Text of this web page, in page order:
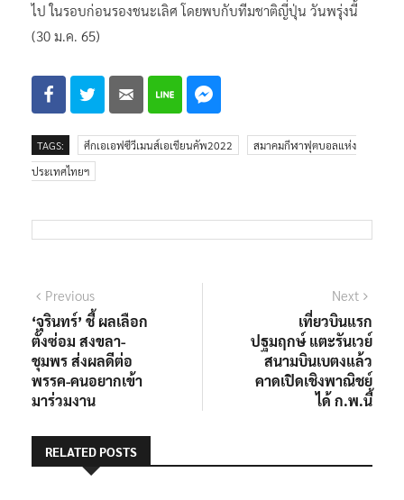
ไป ในรอบก่อนรองชนะเลิศ โดยพบกับทีมชาติญี่ปุ่น วันพรุ่งนี้
(30 ม.ค. 65)
TAGS: ศึกเอเอฟซีวีเมนส์เอเชียนคัพ2022
สมาคมกีฬาฟุตบอลแห่ง
ประเทศไทยฯ
แนะแนว
เรื่อง
PreviousPrevious
post:
‘จุรินทร์’ ชี้ ผลเลือก
ตั้งซ่อม สงขลา-
ชุมพร ส่งผลดีต่อ
พรรค-คนอยากเข้า
มาร่วมงาน
Next
เที่ยวบินแรก
ปฐมฤกษ์ แตะรันเวย์
สนามบินเบตงแล้ว
คาดเปิดเชิงพาณิชย์
ได้ ก.พ.นี้
RELATED POSTS